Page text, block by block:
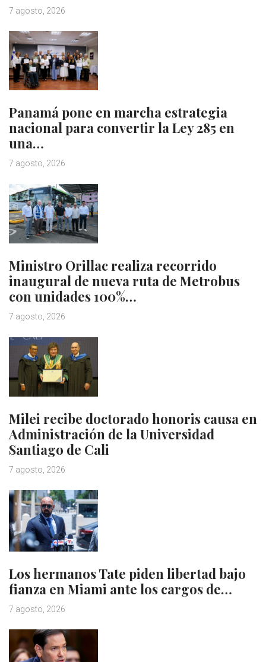
7 agosto, 2026
Panamá pone en marcha estrategia
nacional para convertir la Ley 285 en
una…
7 agosto, 2026
Ministro Orillac realiza recorrido
inaugural de nueva ruta de Metrobus
con unidades 100%…
7 agosto, 2026
Milei recibe doctorado honoris causa en
Administración de la Universidad
Santiago de Cali
7 agosto, 2026
Los hermanos Tate piden libertad bajo
fianza en Miami ante los cargos de…
7 agosto, 2026